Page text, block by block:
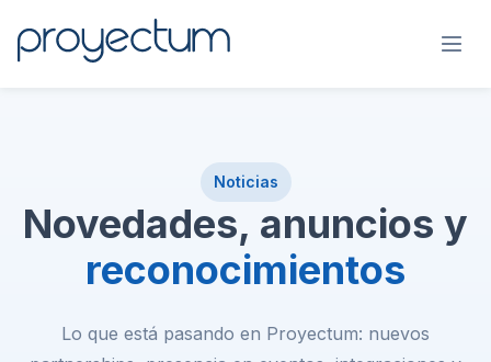
Noticias
Novedades, anuncios y
reconocimientos
Lo que está pasando en Proyectum: nuevos